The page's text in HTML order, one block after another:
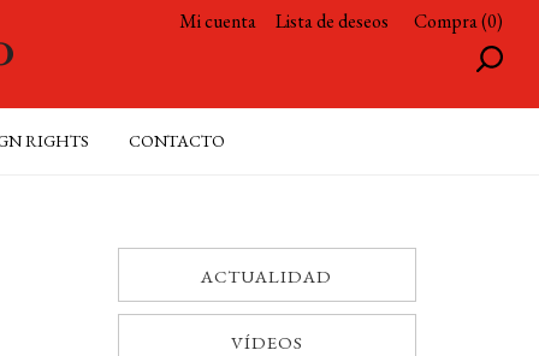
Mi cuenta Lista de deseos Compra (0)
RIGHTS CONTACTO
ACTUALIDAD
VÍDEOS